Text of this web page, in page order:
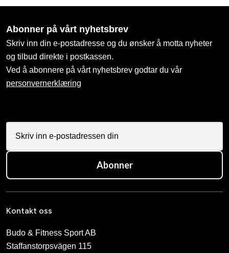
Abonner på vårt nyhetsbrev
Skriv inn din e-postadresse og du ønsker å motta nyheter
og tilbud direkte i postkassen.
Ved å abonnere på vårt nyhetsbrev godtar du vår
personvernerklæring
Abonner
Kontakt oss
Budo & Fitness Sport AB
Staffanstorpsvägen 115